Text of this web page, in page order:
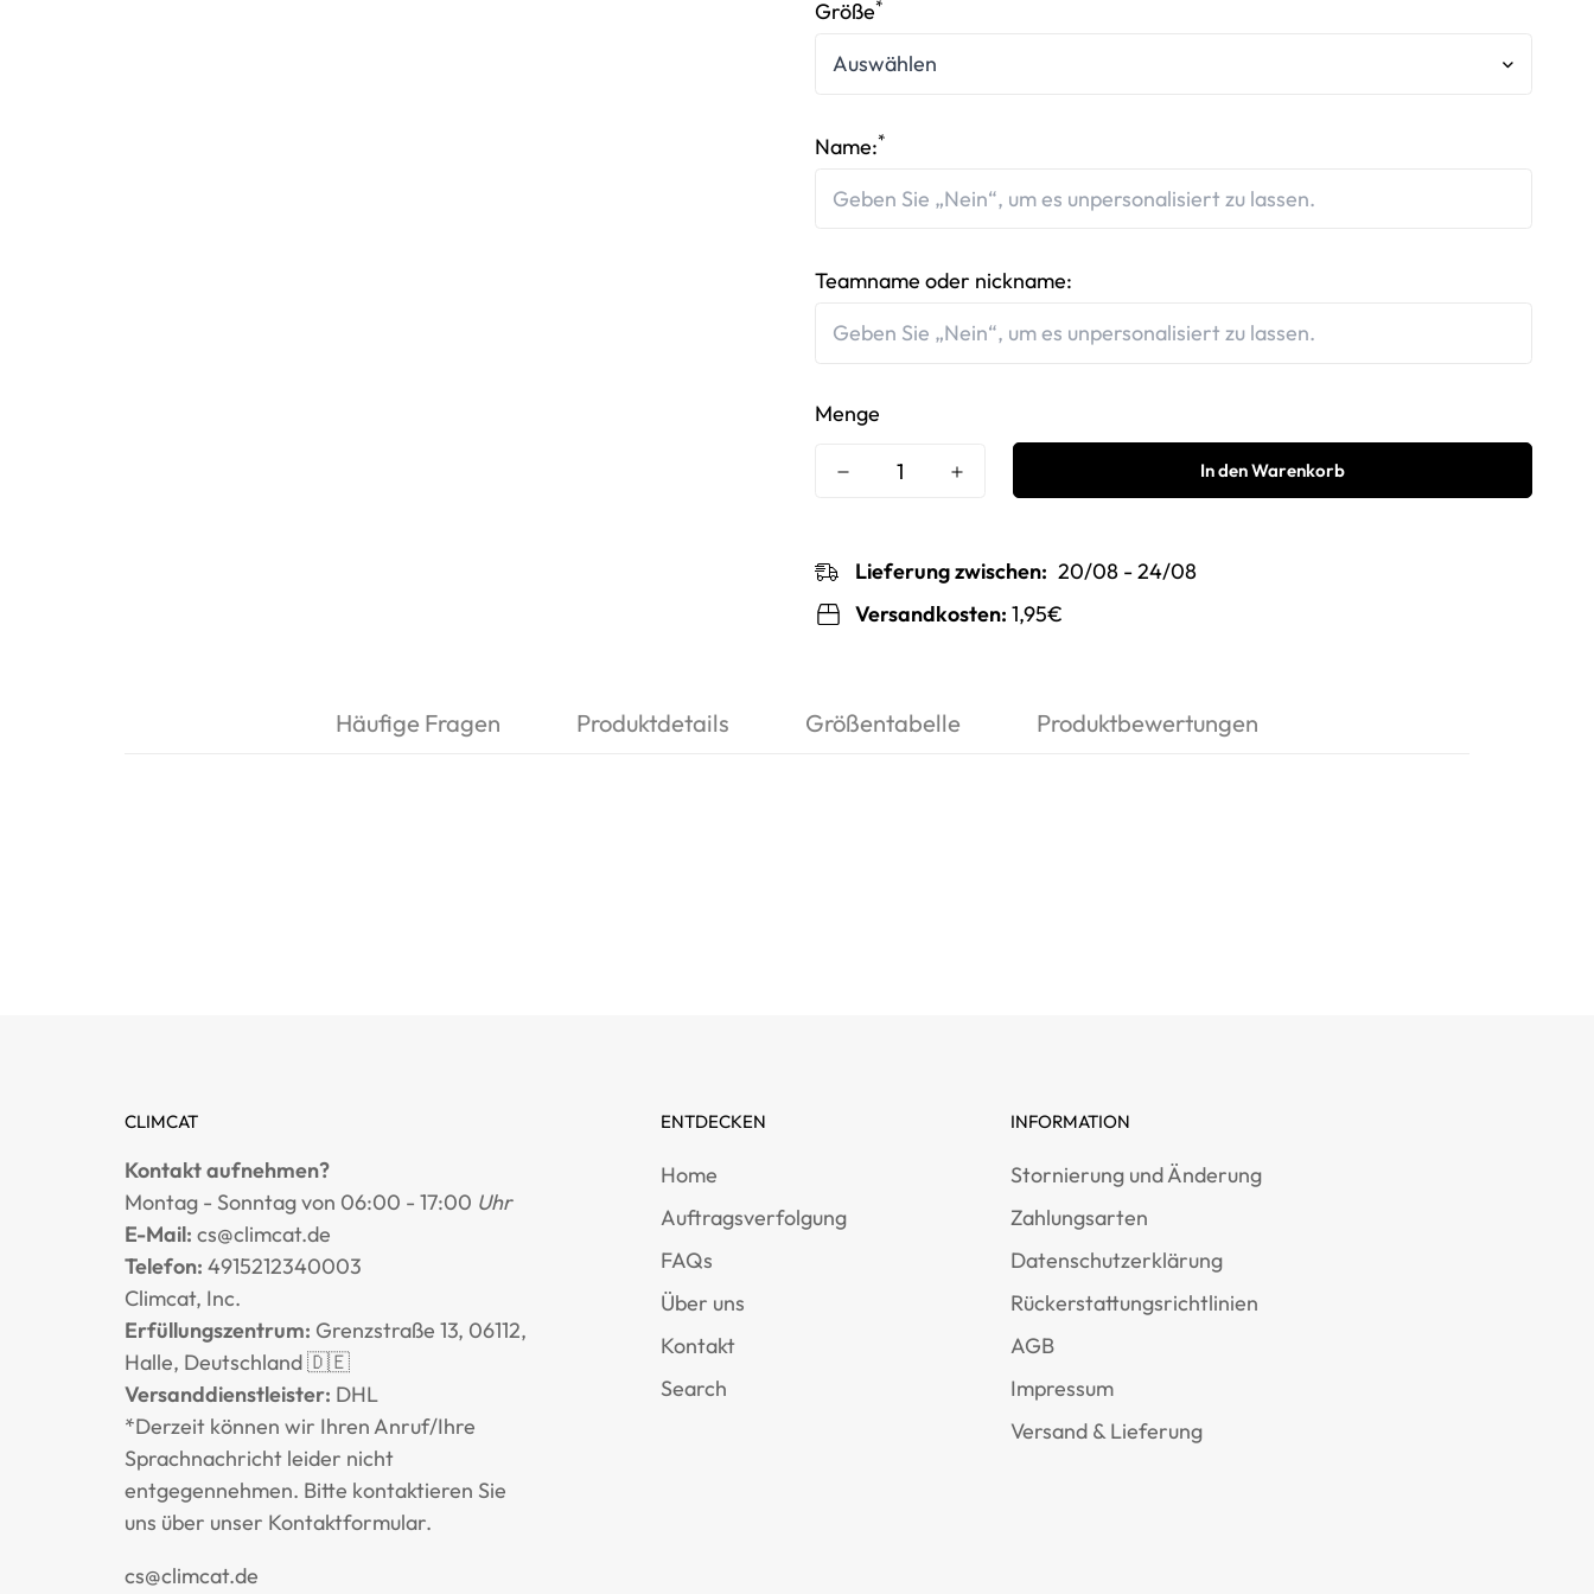
Größe*
Name:*
Teamname oder nickname:
Menge
In den Warenkorb
Lieferung zwischen: 20/08 - 24/08
Versandkosten: 1,95€
Häufige Fragen Produktdetails Größentabelle Produktbewertungen
CLIMCAT
Kontakt aufnehmen?
Montag - Sonntag von 06:00 - 17:00 Uhr
E-Mail: cs@climcat.de
Telefon: 4915212340003
Climcat, Inc.
Erfüllungszentrum: Grenzstraße 13, 06112,
Halle, Deutschland 🇩🇪
Versanddienstleister: DHL
*Derzeit können wir Ihren Anruf/Ihre
Sprachnachricht leider nicht
entgegennehmen. Bitte kontaktieren Sie
uns über unser Kontaktformular.
cs@climcat.de
ENTDECKEN
Home
Auftragsverfolgung
FAQs
Über uns
Kontakt
Search
INFORMATION
Stornierung und Änderung
Zahlungsarten
Datenschutzerklärung
Rückerstattungsrichtlinien
AGB
Impressum
Versand & Lieferung